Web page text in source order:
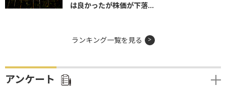
は良かったが株価が下落...
ランキング一覧を見る
アンケート